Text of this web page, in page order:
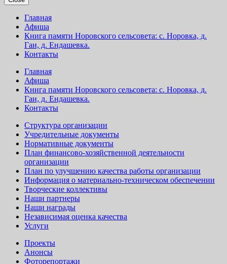
Главная
Афиша
Книга памяти Норовского сельсовета: с. Норовка, д.
Гаи, д. Ендашевка.
Контакты
Главная
Афиша
Книга памяти Норовского сельсовета: с. Норовка, д.
Гаи, д. Ендашевка.
Контакты
Структура организации
Учредительные документы
Нормативные документы
План финансово-хозяйственной деятельности
организации
План по улучшению качества работы организации
Информация о материально-техническом обеспечении
Творческие коллективы
Наши партнеры
Наши награды
Независимая оценка качества
Услуги
Проекты
Анонсы
Фоторепортажи